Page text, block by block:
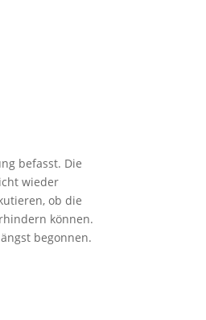
befasst. Die
wieder
ob die
können.
begonnen.